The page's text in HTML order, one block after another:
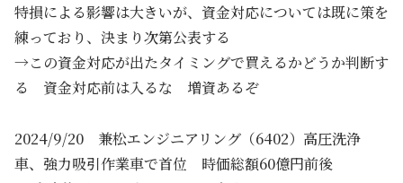
特損による影響は大きいが、資金対応については既に策を
練っており、決まり次第公表する
→この資金対応が出たタイミングで買えるかどうか判断す
る 資金対応前は入るな 増資あるぞ
2024/9/20 兼松エンジニアリング（6402）高圧洗浄
車、強力吸引作業車で首位 時価総額60億円前後